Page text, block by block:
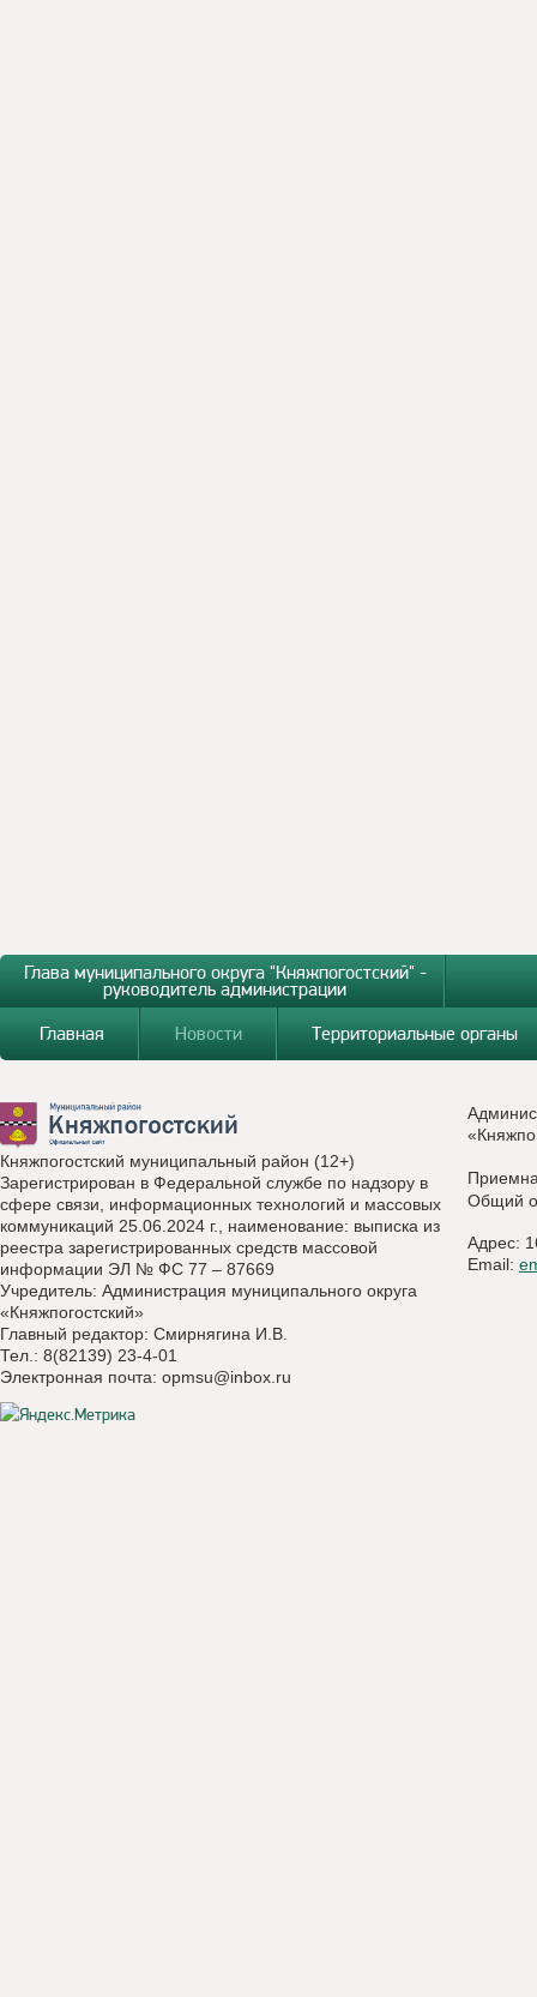
Глава муниципального округа "Княжпогостский" -
руководитель администрации
Главная
Новости Территориальные органы
Княжпогостский муниципальный район (12+)
Зарегистрирован в Федеральной службе по надзору в
сфере связи, информационных технологий и массовых
коммуникаций 25.06.2024 г., наименование: выписка из
реестра зарегистрированных средств массовой
информации ЭЛ № ФС 77 – 87669
Учредитель: Администрация муниципального округа
«Княжпогостский»
Главный редактор: Смирнягина И.В.
Тел.: 8(82139) 23-4-01
Электронная почта: opmsu@inbox.ru
Общий
Адрес:
Email: